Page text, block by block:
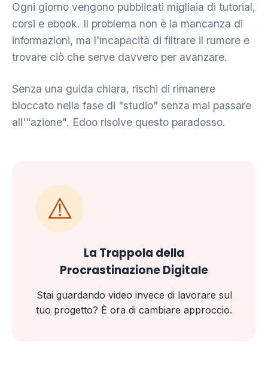
Ogni giorno vengono pubblicati migliaia di tutorial,
corsi e ebook. Il problema non è la mancanza di
informazioni, ma l'incapacità di filtrare il rumore e
trovare ciò che serve davvero per avanzare.
Senza una guida chiara, rischi di rimanere
bloccato nella fase di "studio" senza mai passare
all'"azione". Edoo risolve questo paradosso.
⚠️
La Trappola della
Procrastinazione Digitale
Stai guardando video invece di lavorare sul
tuo progetto? È ora di cambiare approccio.